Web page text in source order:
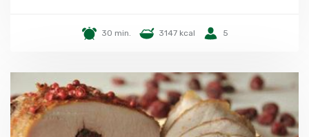
30 min. 3147 kcal 5